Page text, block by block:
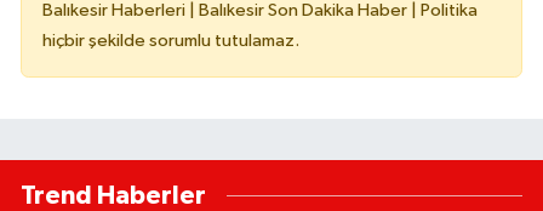
Balıkesir Haberleri | Balıkesir Son Dakika Haber | Politika
hiçbir şekilde sorumlu tutulamaz.
Trend Haberler